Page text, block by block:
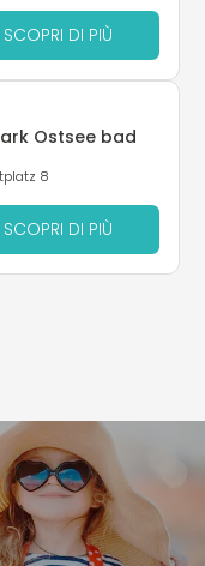
SCOPRI DI PIÙ
Ostsee bad
8
SCOPRI DI PIÙ